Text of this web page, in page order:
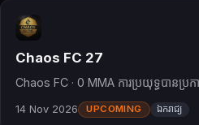
Chaos FC 27
Chaos FC · 0 MMA ការប្រយុទ្ធបានប្រ
14 Nov 2026 UPCOMING ឯករាជ្យ